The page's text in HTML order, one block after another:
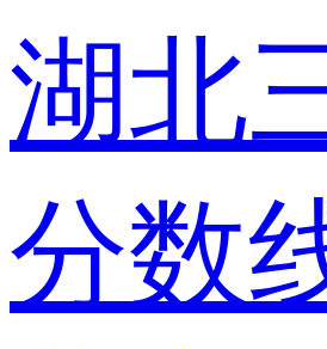
湖北
分数